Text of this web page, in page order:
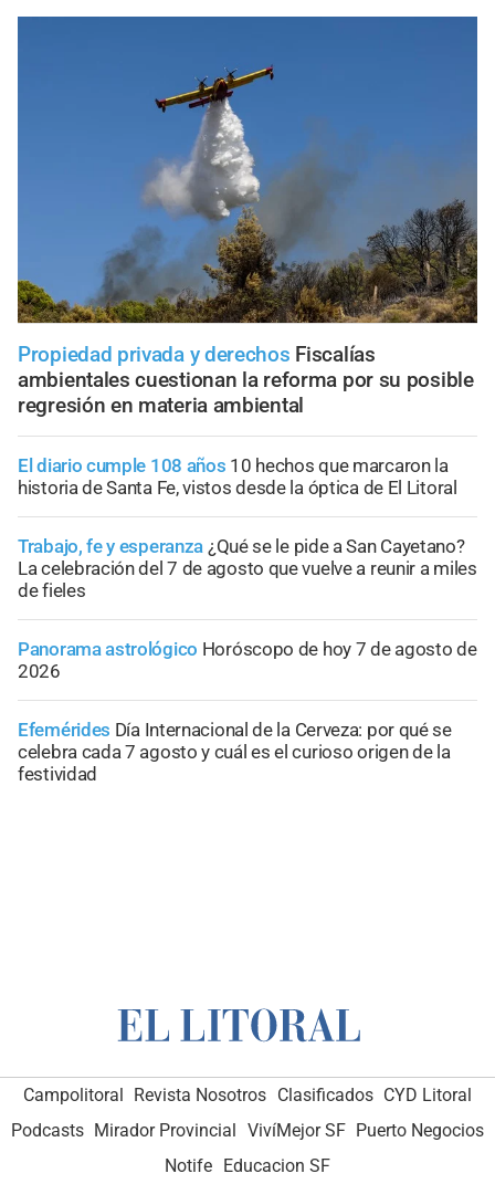
Propiedad privada y derechos Fiscalías
ambientales cuestionan la reforma por su posible
regresión en materia ambiental
El diario cumple 108 años 10 hechos que marcaron la
historia de Santa Fe, vistos desde la óptica de El Litoral
Trabajo, fe y esperanza ¿Qué se le pide a San Cayetano?
La celebración del 7 de agosto que vuelve a reunir a miles
de fieles
Panorama astrológico Horóscopo de hoy 7 de agosto de
2026
Efemérides Día Internacional de la Cerveza: por qué se
celebra cada 7 agosto y cuál es el curioso origen de la
festividad
Campolitoral Revista Nosotros Clasificados CYD Litoral
Podcasts Mirador Provincial VivíMejor SF Puerto Negocios
Notife Educacion SF